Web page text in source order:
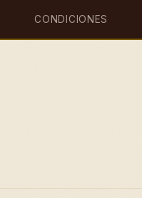
CONDICIONES